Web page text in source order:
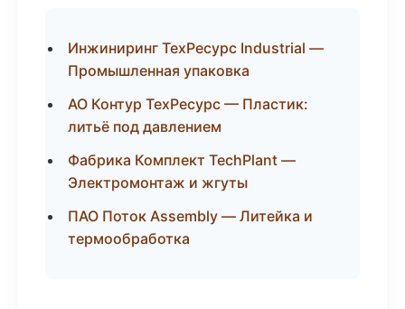
Инжиниринг ТехРесурс Industrial —
Промышленная упаковка
АО Контур ТехРесурс — Пластик:
литьё под давлением
Фабрика Комплект TechPlant —
Электромонтаж и жгуты
ПАО Поток Assembly — Литейка и
термообработка